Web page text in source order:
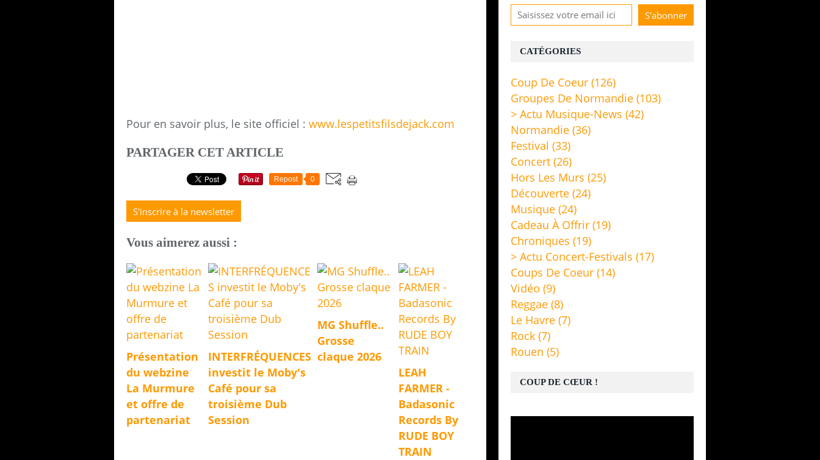
Pour en savoir plus, le site officiel : www.lespetitsfilsdejack.com
PARTAGER CET ARTICLE
Repost 0
S'inscrire à la newsletter
Vous aimerez aussi :
Présentation
du webzine
La Murmure
et offre de
partenariat
INTERFRÉQUENCES
investit le Moby's
Café pour sa
troisième Dub
Session
MG Shuffle..
Grosse
claque 2026
LEAH
FARMER -
Badasonic
Records By
RUDE BOY
TRAIN
CATÉGORIES
Coup De Coeur (126)
Groupes De Normandie (103)
> Actu Musique-News (42)
Normandie (36)
Festival (33)
Concert (26)
Hors Les Murs (25)
Découverte (24)
Musique (24)
Cadeau À Offrir (19)
Chroniques (19)
> Actu Concert-Festivals (17)
Coups De Coeur (14)
Vidéo (9)
Reggae (8)
Le Havre (7)
Rock (7)
Rouen (5)
COUP DE CŒUR !